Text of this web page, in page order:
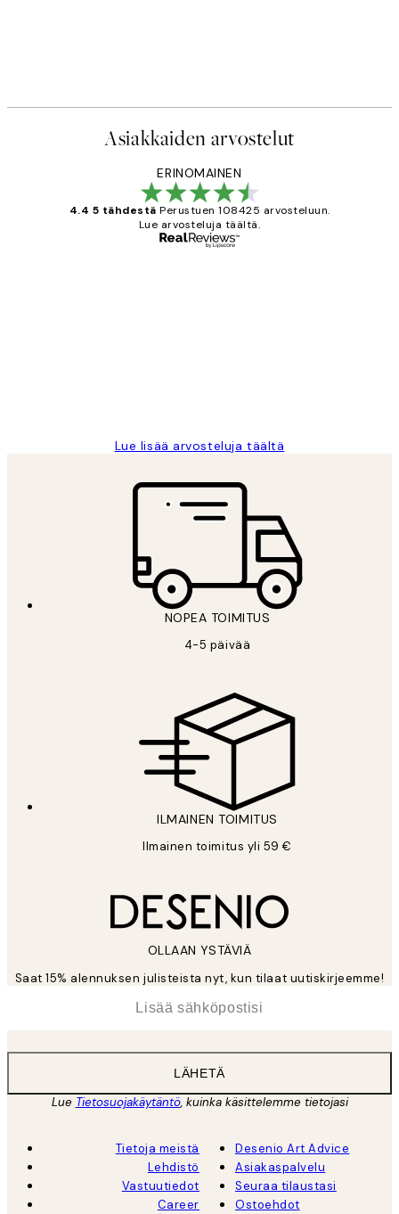
Asiakkaiden arvostelut
ERINOMAINEN
4.4 5 tähdestä Perustuen 108425 arvosteluun.
Lue arvosteluja täältä.
Lue lisää arvosteluja täältä
NOPEA TOIMITUS
4-5 päivää
ILMAINEN TOIMITUS
Ilmainen toimitus yli 59 €
OLLAAN YSTÄVIÄ
Saat 15% alennuksen julisteista nyt, kun tilaat uutiskirjeemme!
LÄHETÄ
Lue Tietosuojakäytäntö, kuinka käsittelemme tietojasi
Tietoja meistä
Lehdistö
Vastuutiedot
Career
Desenio Art Advice
Asiakaspalvelu
Seuraa tilaustasi
Ostoehdot